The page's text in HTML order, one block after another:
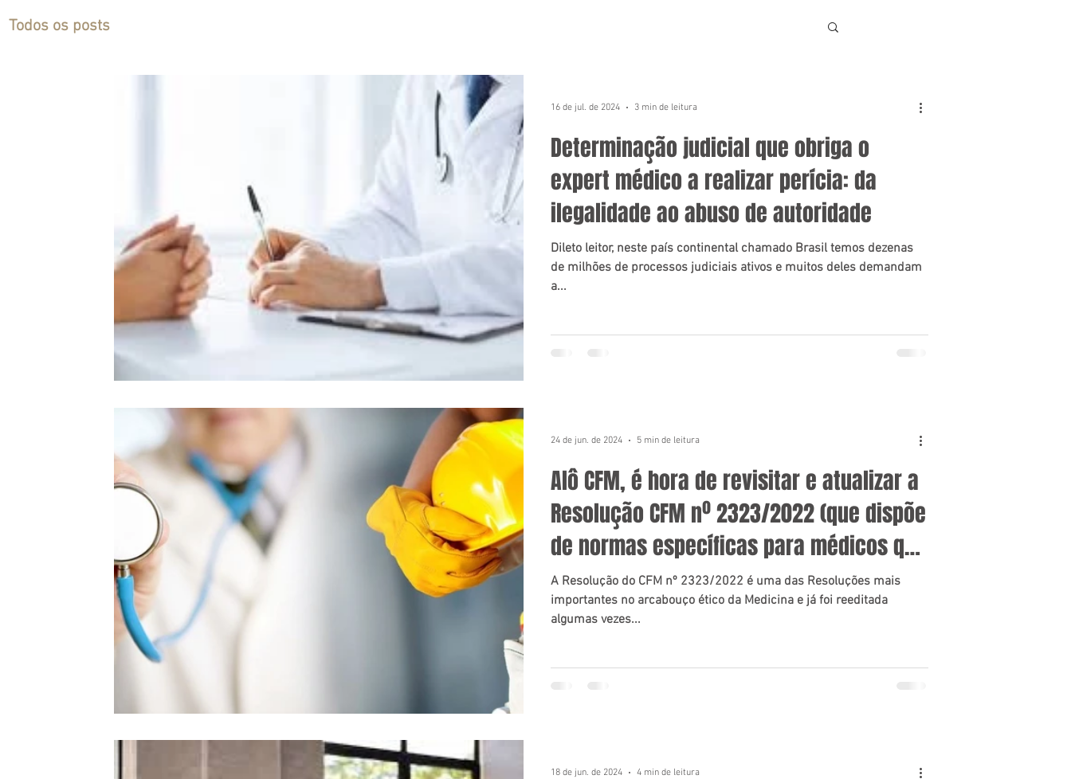
Todos os posts
Determinação judicial que obriga o
expert médico a realizar perícia: da
ilegalidade ao abuso de autoridade
Dileto leitor, neste país continental chamado Brasil temos dezenas
de milhões de processos judiciais ativos e muitos deles demandam
a...
16 de jul. de 2024 3 min de leitura
Alô CFM, é hora de revisitar e atualizar a
Resolução CFM nº 2323/2022 (que dispõe
de normas específicas para médicos que
atendem o trabalhador)!
A Resolução do CFM nº 2323/2022 é uma das Resoluções mais
importantes no arcabouço ético da Medicina e já foi reeditada
algumas vezes...
24 de jun. de 2024 5 min de leitura
18 de jun. de 2024 4 min de leitura